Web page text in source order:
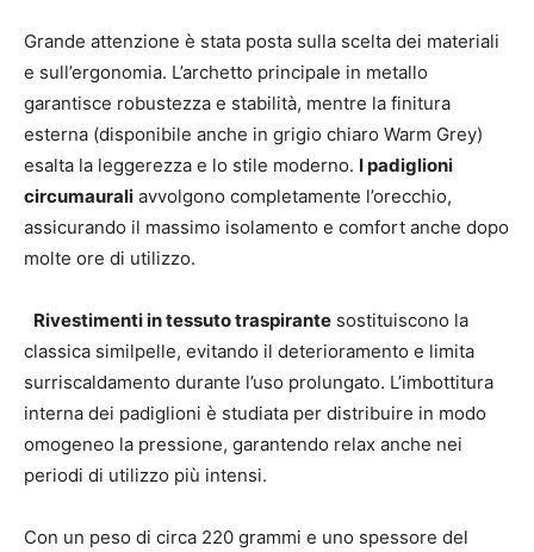
Grande attenzione è stata posta sulla scelta dei materiali
e sull’ergonomia. L’archetto principale in metallo
garantisce robustezza e stabilità, mentre la finitura
esterna (disponibile anche in grigio chiaro Warm Grey)
esalta la leggerezza e lo stile moderno. I padiglioni
circumaurali avvolgono completamente l’orecchio,
assicurando il massimo isolamento e comfort anche dopo
molte ore di utilizzo.
Rivestimenti in tessuto traspirante sostituiscono la
classica similpelle, evitando il deterioramento e limita
surriscaldamento durante l’uso prolungato. L’imbottitura
interna dei padiglioni è studiata per distribuire in modo
omogeneo la pressione, garantendo relax anche nei
periodi di utilizzo più intensi.
Con un peso di circa 220 grammi e uno spessore del